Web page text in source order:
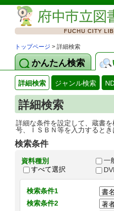
トップページ > 詳細検索
かんたん検索
詳細検索 ジャンル検索
詳細検索
詳細な条件を設定して、蔵書
号、ＩＳＢＮ等を入力するとき
検索条件
資料種別
すべて選択
一
検索条件1
検索条件2